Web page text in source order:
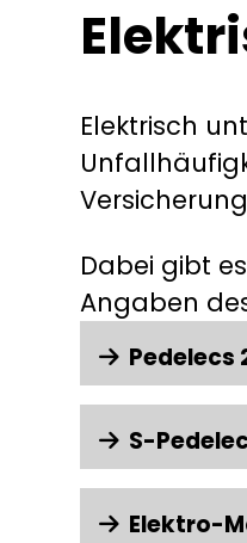
Elektrisch
Dabei gibt
Angaben
Pedelecs
S-
Elektro-